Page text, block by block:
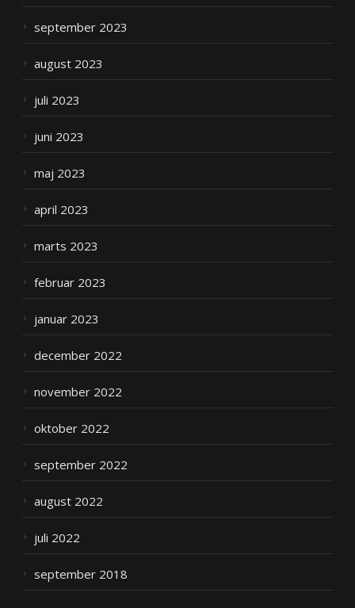
september 2023
august 2023
juli 2023
juni 2023
maj 2023
april 2023
marts 2023
februar 2023
januar 2023
december 2022
november 2022
oktober 2022
september 2022
august 2022
juli 2022
september 2018